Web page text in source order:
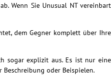
Wenn Sie Unusual NT vereinbart
dem Gegner komplett über Ihre
sogar explizit aus. Es ist nur eine
Beschreibung oder Beispielen.